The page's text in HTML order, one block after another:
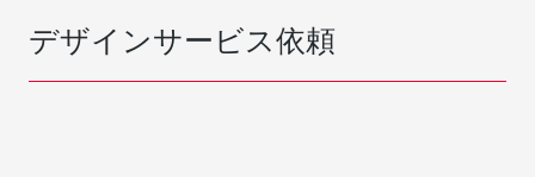
デザインサービス依頼